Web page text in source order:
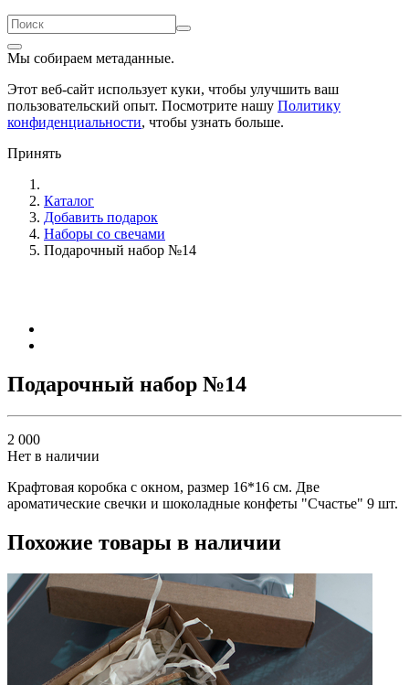
Мы собираем метаданные.
Этот веб-сайт использует куки, чтобы улучшить ваш
пользовательский опыт. Посмотрите нашу Политику
конфиденциальности, чтобы узнать больше.
Принять
Каталог
Добавить подарок
Наборы со свечами
Подарочный набор №14
Подарочный набор №14
2 000
Нет в наличии
Крафтовая коробка с окном, размер 16*16 см. Две
ароматические свечки и шоколадные конфеты "Счастье" 9 шт.
Похожие товары в наличии